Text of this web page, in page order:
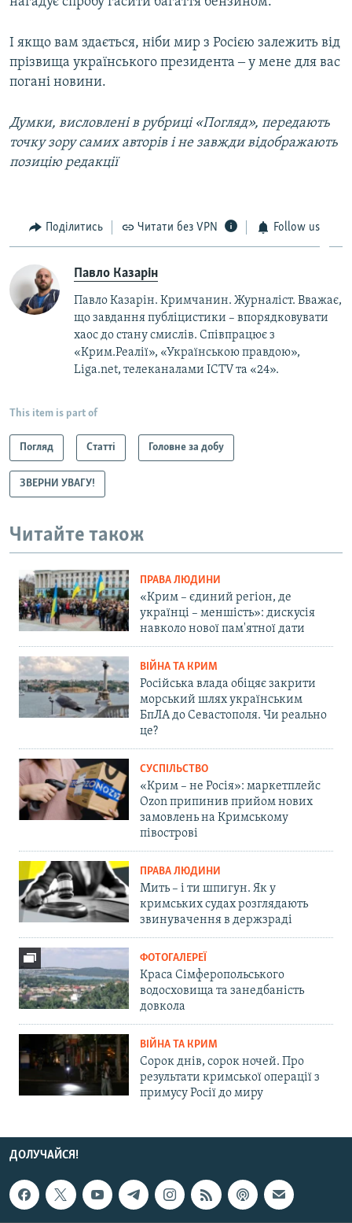
І якщо вам здається, ніби мир з Росією залежить від
прізвища українського президента ‒ у мене для вас
погані новини.
Думки, висловлені в рубриці «Погляд», передають
точку зору самих авторів і не завжди відображають
позицію редакції
Поділитись Читати без VPN Follow us
Павло Казарін
Павло Казарін. Кримчанин. Журналіст. Вважає,
що завдання публіцистики – впорядковувати
хаос до стану смислів. Співпрацює з
«Крим.Реалії», «Українською правдою»,
Liga.net, телеканалами ICTV та «24».
This item is part of
Погляд Статті Головне за добу
ЗВЕРНИ УВАГУ!
Читайте також
ПРАВА ЛЮДИНИ
«Крим – єдиний регіон, де
українці – меншість»: дискусія
навколо нової пам'ятної дати
ВІЙНА ТА КРИМ
Російська влада обіцяє закрити
морський шлях українським
БпЛА до Севастополя. Чи реально
це?
СУСПІЛЬСТВО
«Крим – не Росія»: маркетплейс
Ozon припинив прийом нових
замовлень на Кримському
півострові
ПРАВА ЛЮДИНИ
Мить – і ти шпигун. Як у
кримських судах розглядають
звинувачення в держзраді
ФОТОГАЛЕРЕЇ
Краса Сімферопольського
водосховища та занедбаність
довкола
ВІЙНА ТА КРИМ
Сорок днів, сорок ночей. Про
результати кримської операції з
примусу Росії до миру
ДОЛУЧАЙСЯ!